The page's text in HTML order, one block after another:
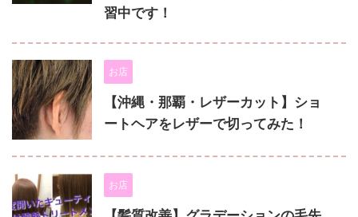
習中です！
お店
【沖縄・那覇・レザーカット】ショ
ートヘアをレザーで切ってみた！
お店